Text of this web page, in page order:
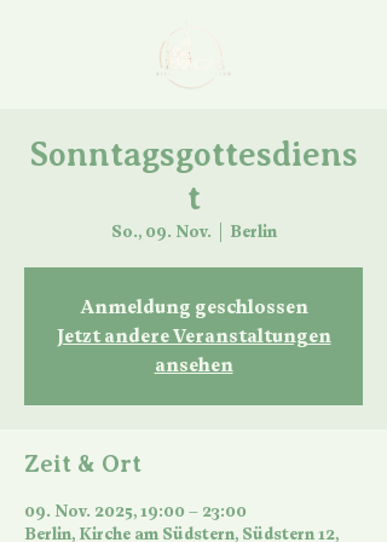
Sonntagsgottesdiens
t
So., 09. Nov. Berlin
Anmeldung geschlossen
Jetzt andere Veranstaltungen
ansehen
Zeit & Ort
09. Nov. 2025, 19:00 – 23:00
Berlin, Kirche am Südstern, Südstern 12,